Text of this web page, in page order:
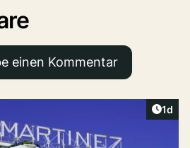
einen Kommentar
1d